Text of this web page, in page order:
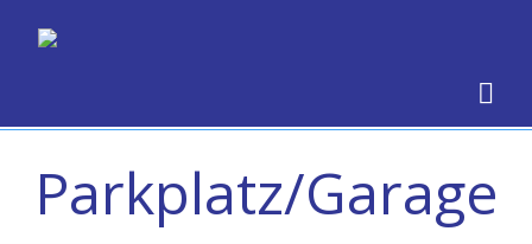
Parkplatz/Garage